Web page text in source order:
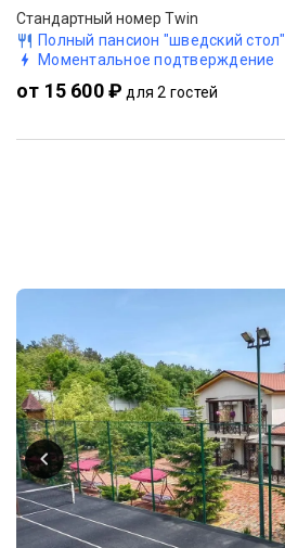
Стандартный номер Twin
Полный пансион "шведский стол"
Моментальное подтверждение
от 15 600 ₽ для 2 гостей